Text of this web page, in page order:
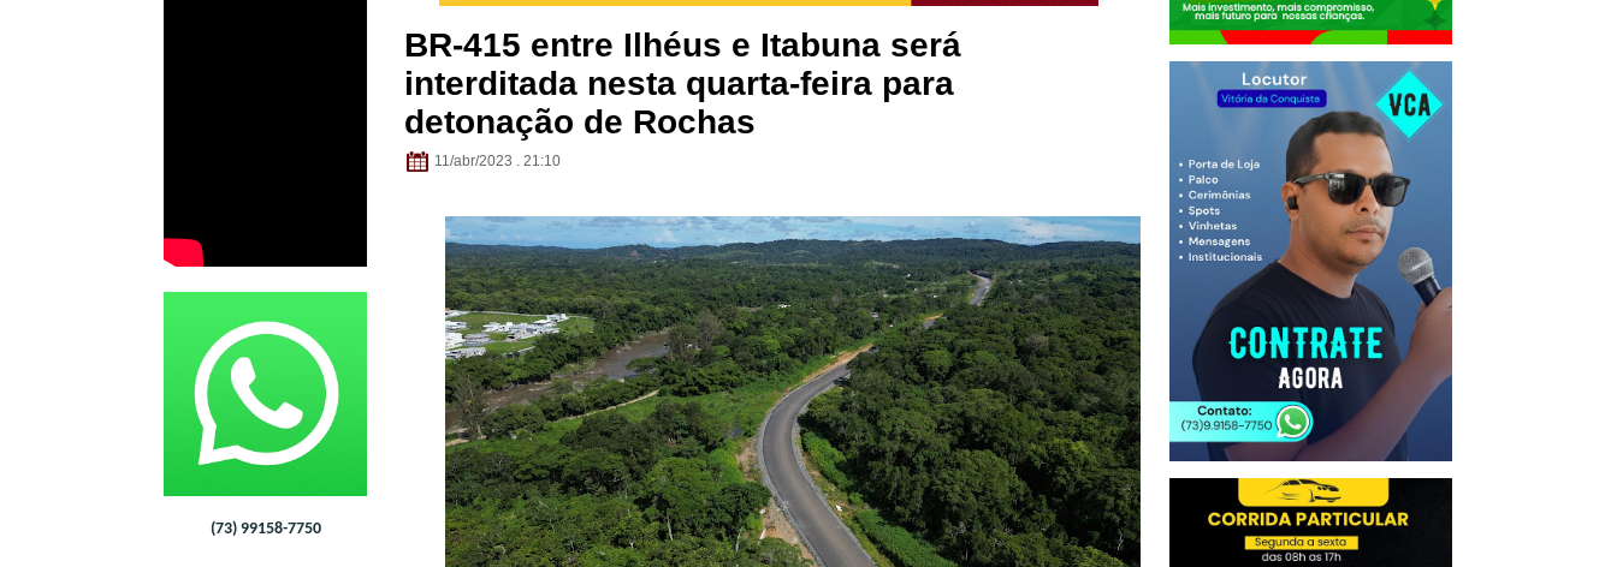
(73) 99158-7750
BR-415 entre Ilhéus e Itabuna será
interditada nesta quarta-feira para
detonação de Rochas
11/abr/2023 . 21:10